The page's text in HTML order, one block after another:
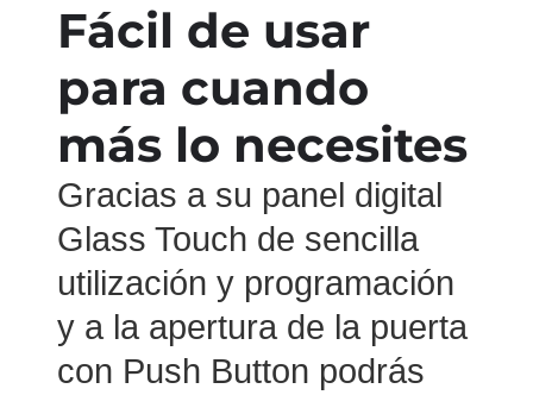
Fácil de usar
para cuando
más lo necesites
Gracias a su panel digital
Glass Touch de sencilla
utilización y programación
y a la apertura de la puerta
con Push Button podrás